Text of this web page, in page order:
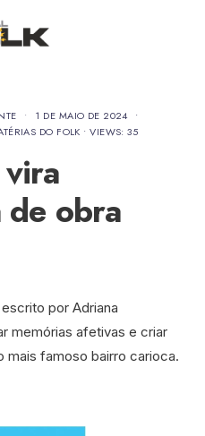
• 1 DE MAIO DE 2024 •
DO FOLK •VIEWS: 35
obra
por Adriana
memórias afetivas e criar
mais famoso bairro carioca.